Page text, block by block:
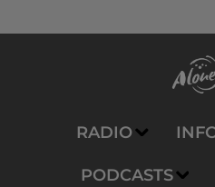
RADIO
PODCASTS